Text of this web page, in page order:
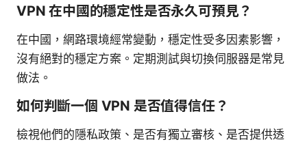
VPN 在中國的穩定性是否永久可預見？
在中國，網路環境經常變動，穩定性受多因素影響，
沒有絕對的穩定方案。定期測試與切換伺服器是常見
做法。
如何判斷一個 VPN 是否值得信任？
檢視他們的隱私政策、是否有獨立審核、是否提供透